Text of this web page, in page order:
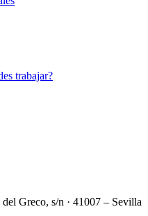
trabajar?
Greco, s/n · 41007 – Sevilla